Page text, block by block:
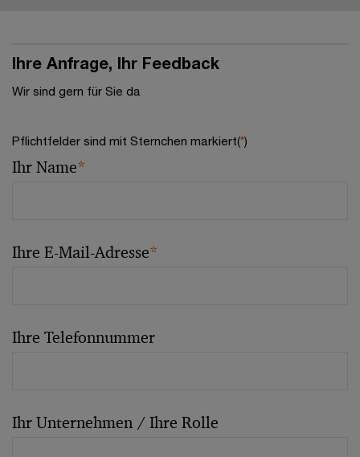
Ihre Anfrage, Ihr Feedback
Wir sind gern für Sie da
Pflichtfelder sind mit Sternchen markiert(*)
Ihr Name*
Ihre E-Mail-Adresse*
Ihre Telefonnummer
Ihr Unternehmen / Ihre Rolle